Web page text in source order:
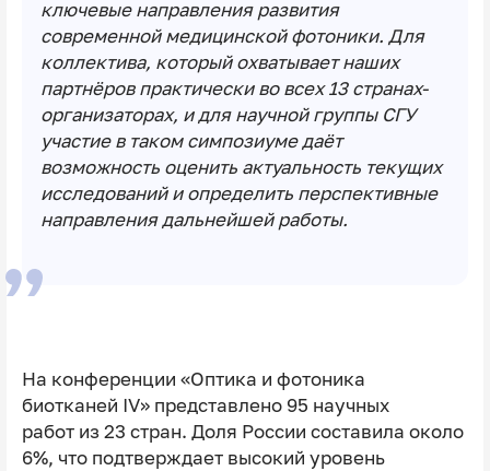
ключевые направления развития
современной медицинской фотоники. Для
коллектива, который охватывает наших
партнёров практически во всех 13 странах-
организаторах, и для научной группы СГУ
участие в таком симпозиуме даёт
возможность оценить актуальность текущих
исследований и определить перспективные
направления дальнейшей работы.
На конференции «Оптика и фотоника
биотканей IV» представлено 95 научных
работ из 23 стран. Доля России составила около
6%, что подтверждает высокий уровень